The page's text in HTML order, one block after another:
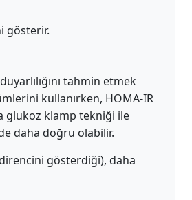
gösterir.
tahmin etmek
kullanırken, HOMA-IR
glukoz klamp tekniği ile
daha doğru olabilir.
gösterdiği), daha